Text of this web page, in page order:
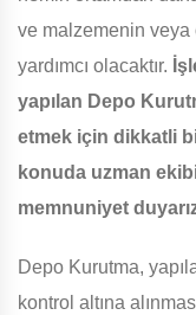
ve malzemenin veya
yardımcı olacaktır.
yapılan Depo
etmek için dikkatli
konuda uzman
memnuniyet
Depo Kurutma,
kontrol altına